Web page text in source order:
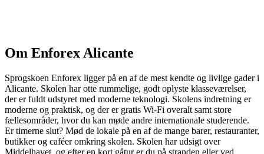
Om Enforex Alicante
Sprogskoen Enforex ligger på en af de mest kendte og livlige gader i
Alicante. Skolen har otte rummelige, godt oplyste klasseværelser,
der er fuldt udstyret med moderne teknologi. Skolens indretning er
moderne og praktisk, og der er gratis Wi-Fi overalt samt store
fællesområder, hvor du kan møde andre internationale studerende.
Er timerne slut? Mød de lokale på en af de mange barer, restauranter,
butikker og caféer omkring skolen. Skolen har udsigt over